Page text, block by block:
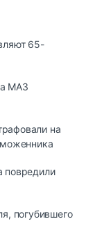
65-
МАЗ
на
повредили
погубившего